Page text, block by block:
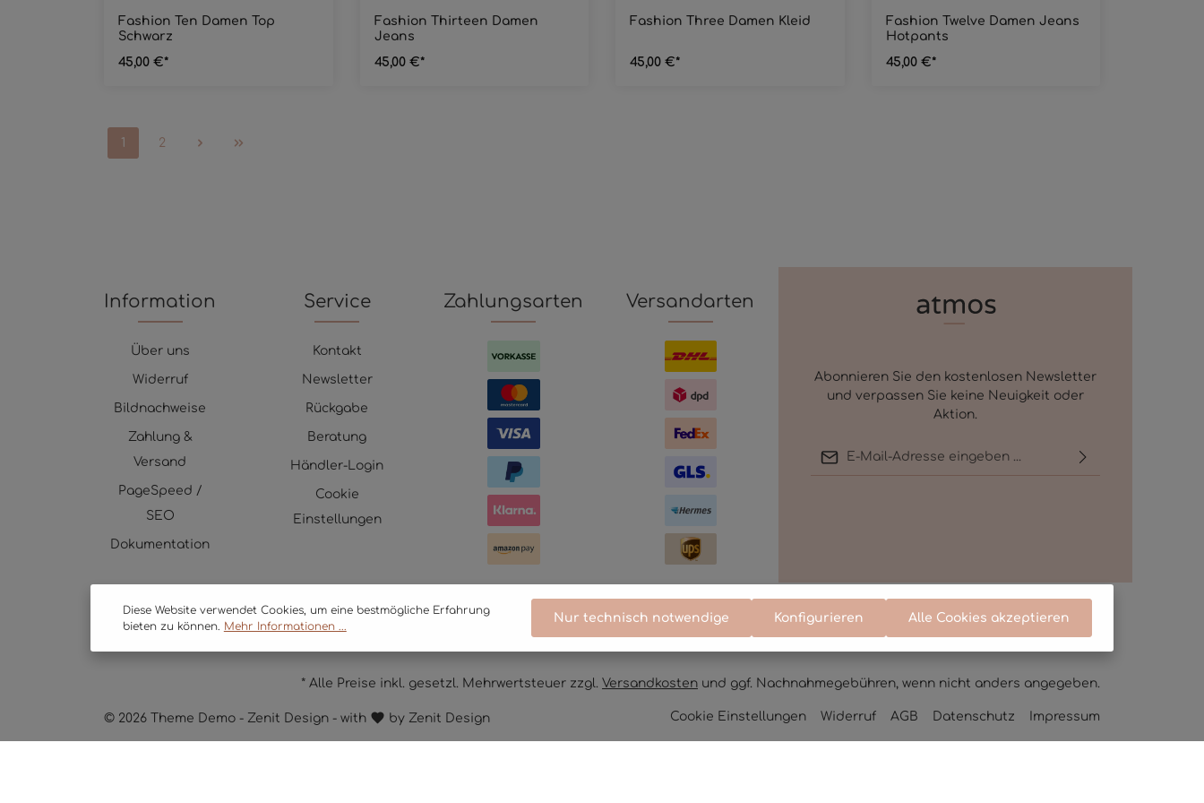
Fashion Ten Damen Top
Schwarz
45,00 €*
Fashion Thirteen Damen
Jeans
45,00 €*
Fashion Three Damen Kleid
45,00 €*
Fashion Twelve Damen Jeans
Hotpants
45,00 €*
1 2
Abonnieren Sie den kostenlosen Newsletter
und verpassen Sie keine Neuigkeit oder
Aktion.
Information
Über uns
Widerruf
Bildnachweise
Zahlung &
Versand
PageSpeed /
SEO
Dokumentation
Service
Kontakt
Newsletter
Rückgabe
Beratung
Händler-Login
Cookie
Einstellungen
Zahlungsarten Versandarten
* Alle Preise inkl. gesetzl. Mehrwertsteuer zzgl. Versandkosten und ggf. Nachnahmegebühren, wenn nicht anders angegeben.
© 2026 Theme Demo - Zenit Design - with by Zenit Design Cookie Einstellungen Widerruf AGB Datenschutz Impressum
Diese Website verwendet Cookies, um eine bestmögliche Erfahrung
bieten zu können. Mehr Informationen ...
Nur technisch notwendige Konfigurieren Alle Cookies akzeptieren